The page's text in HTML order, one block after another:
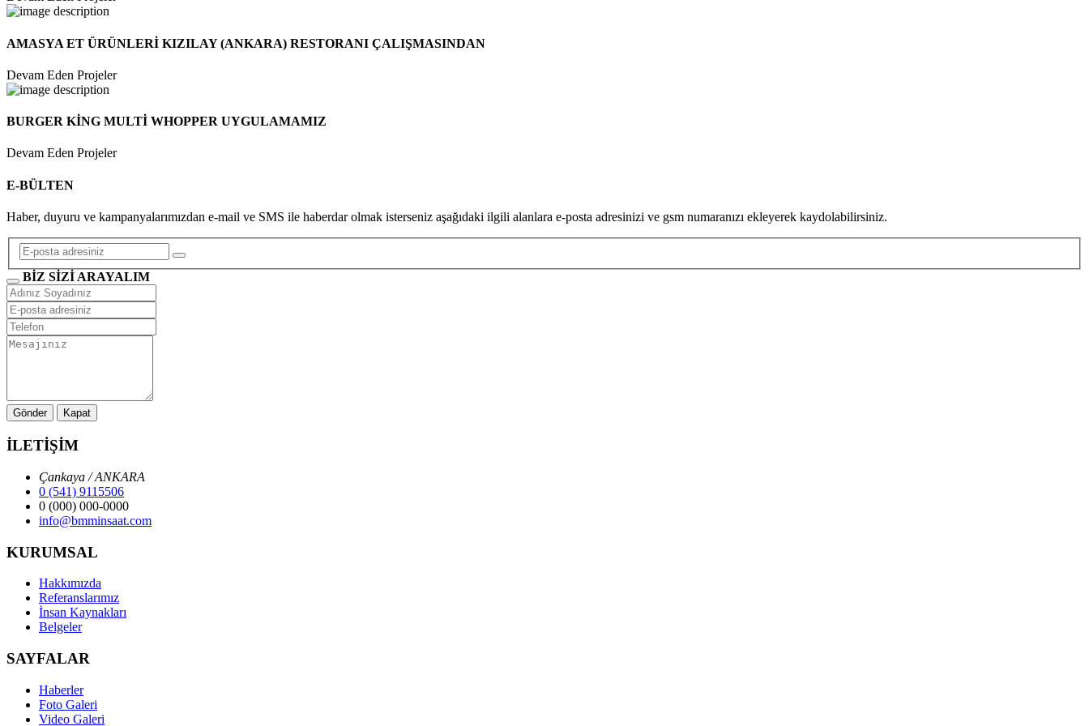
AMASYA ET ÜRÜNLERİ KIZILAY (ANKARA) RESTORANI ÇALIŞMASINDAN
Devam Eden Projeler
BURGER KİNG MULTİ WHOPPER UYGULAMAMIZ
Devam Eden Projeler
E-BÜLTEN
Haber, duyuru ve kampanyalarımızdan e-mail ve SMS ile haberdar olmak isterseniz aşağıdaki ilgili alanlara e-posta adresinizi ve gsm numaranızı ekleyerek kaydolabilirsiniz.
BİZ SİZİ ARAYALIM
Gönder Kapat
İLETİŞİM
Çankaya / ANKARA
0 (541) 9115506
0 (000) 000-0000
info@bmminsaat.com
KURUMSAL
Hakkımızda
Referanslarımız
İnsan Kaynakları
Belgeler
SAYFALAR
Haberler
Foto Galeri
Video Galeri